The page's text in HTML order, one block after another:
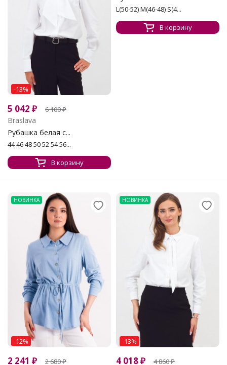
-13%
5 042 ₽ 6 100₽
Braslava
Рубашка белая с...
44 46 48 50 52 54 56...
В корзину
L(50-52) M(46-48) S(4...
В корзину
НОВИНКА
-12%
2 241 ₽ 2 680₽
НОВИНКА
-13%
4 018₽ 4 860₽